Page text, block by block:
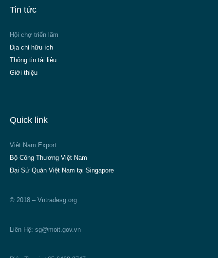
Tin tức
Hội chợ triển lãm
Địa chỉ hữu ích
Thông tin tài liệu
Giới thiệu
Quick link
Việt Nam Export
Bộ Công Thương Việt Nam
Đại Sứ Quán Việt Nam tại Singapore
© 2018 – Vntradesg.org
Liên Hệ: sg@moit.gov.vn